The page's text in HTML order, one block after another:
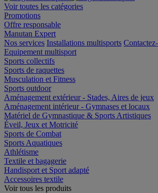
Voir toutes les catégories
Promotions
Offre responsable
Manutan Expert
Nos services Installations multisports
Equipement multisport
Sports collectifs
Sports de raquettes
Musculation et Fitness
Sports outdoor
Aménagement extérieur - Stades, Aires de jeux
Aménagement intérieur - Gymnases et locaux
Matériel de Gymnastique & Sports Artistiques
Éveil, Jeux et Motricité
Sports de Combat
Sports Aquatiques
Athlétisme
Textile et bagagerie
Handisport et Sport adapté
Accessoires textile
Voir tous les produits